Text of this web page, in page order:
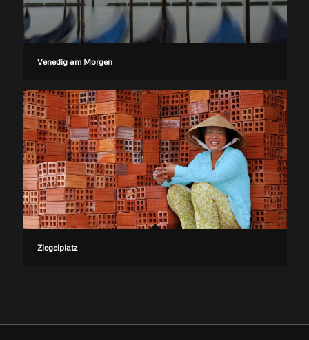
Venedig am Morgen
Ziegelplatz